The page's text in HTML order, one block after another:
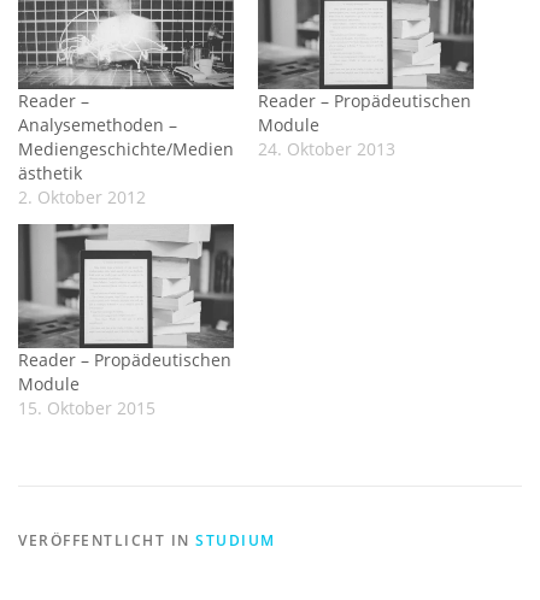
Reader –
Analysemethoden –
Mediengeschichte/Medien
ästhetik
2. Oktober 2012
Reader – Propädeutischen
Module
24. Oktober 2013
Reader – Propädeutischen
Module
15. Oktober 2015
VERÖFFENTLICHT IN STUDIUM